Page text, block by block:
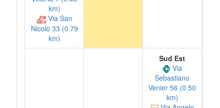
km)
Via San
Nicolò 33 (0.79
km)
Sud Est
Via
Sebastiano
Venier 56 (0.50
km)